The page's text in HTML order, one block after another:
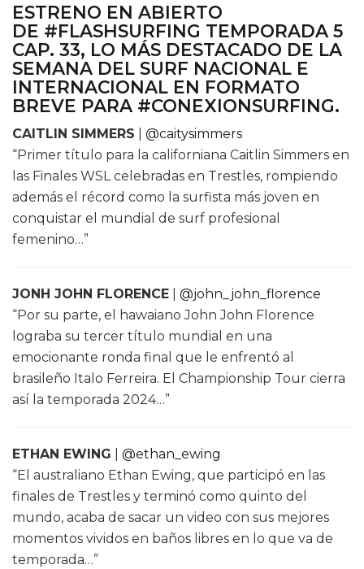
ESTRENO EN ABIERTO
DE #FLASHSURFING TEMPORADA 5
CAP. 33, LO MÁS DESTACADO DE LA
SEMANA DEL SURF NACIONAL E
INTERNACIONAL EN FORMATO
BREVE PARA #CONEXIONSURFING.
CAITLIN SIMMERS
@caitysimmers
“Primer título para la californiana Caitlin Simmers en
las Finales WSL celebradas en Trestles, rompiendo
además el récord como la surfista más joven en
conquistar el mundial de surf profesional
femenino…”
JONH JOHN FLORENCE
@john_john_florence
“Por su parte, el hawaiano John John Florence
lograba su tercer título mundial en una
emocionante ronda final que le enfrentó al
brasileño Italo Ferreira. El Championship Tour cierra
así la temporada 2024…”
ETHAN EWING
@ethan_ewing
“El australiano Ethan Ewing, que participó en las
finales de Trestles y terminó como quinto del
mundo, acaba de sacar un video con sus mejores
momentos vividos en baños libres en lo que va de
temporada…”